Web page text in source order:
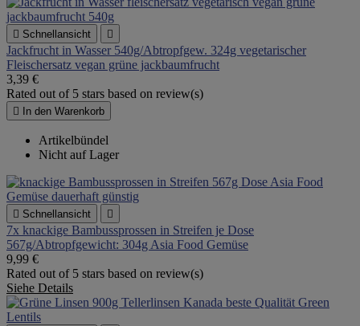
 Schnellansicht 
Jackfrucht in Wasser 540g/Abtropfgew. 324g vegetarischer
Fleischersatz vegan grüne jackbaumfrucht
3,39 €
Rated out of 5 stars based on review(s)
 In den Warenkorb
Artikelbündel
Nicht auf Lager
 Schnellansicht 
7x knackige Bambussprossen in Streifen je Dose
567g/Abtropfgewicht: 304g Asia Food Gemüse
9,99 €
Rated out of 5 stars based on review(s)
Siehe Details